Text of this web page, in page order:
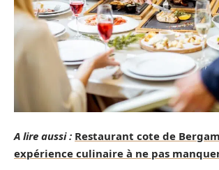
A lire aussi : Restaurant cote de
expérience culinaire à ne pas